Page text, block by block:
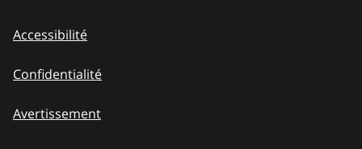
Accessibilité
Confidentialité
Avertissement